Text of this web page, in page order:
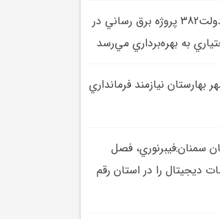
به مناسبت هفته دولت382 پروژه برق رساني در
به بهره‌برداري مي‌رسد
بهارستان نيازمند فرمانداري
سمنان:فيبرنوري، فصل
ديجيتال را در استان رقم